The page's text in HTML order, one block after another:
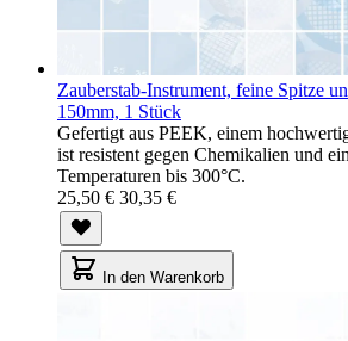
Zauberstab-Instrument, feine Spitze
150mm, 1 Stück
Gefertigt aus PEEK, einem
ist resistent gegen Chemikalien und
Temperaturen bis 300°C.
25,50 € 30,35 €
In den Warenkorb